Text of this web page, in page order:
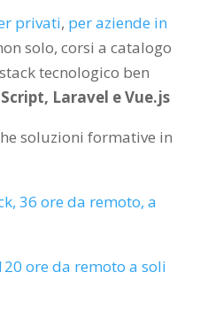
privati, per aziende in
solo, corsi a catalogo
tecnologico ben
Laravel e Vue.js
soluzioni formative in
36 ore da remoto, a
ore da remoto a soli